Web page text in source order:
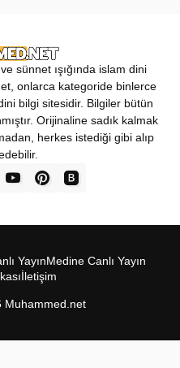
sünnet ışığında islam dini
onlarca kategoride binlerce
bilgi sitesidir. Bilgiler bütün
Orijinaline sadık kalmak
herkes istediği gibi alıp
Muhammed.net
Yay‎ınMedine Canl‎ı Yayı‎n
İletişim